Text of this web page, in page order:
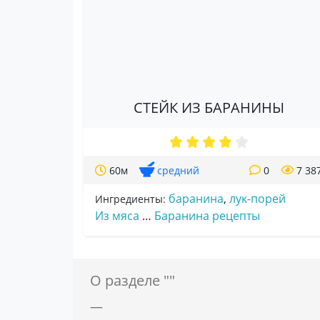
СТЕЙК ИЗ БАРАНИНЫ
60м средний 7
0
Ингредиенты: баранина, лук-порей
Из мяса … Баранина рецепты
О разделе ""